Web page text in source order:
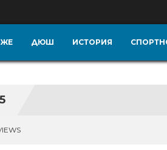
ДЮШ ИСТОРИЯ